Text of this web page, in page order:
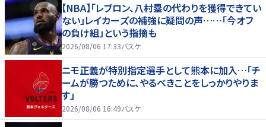
【NBA】「レブロン、八村塁の代わりを獲得できてい
ない」レイカーズの補強に疑問の声……「今オフ
の負け組」という指摘も
2026/08/06 17:33バスケ
ニモ正義が特別指定選手として熊本に加入…「チ
ームが勝つために、やるべきことをしっかりやりま
す」
2026/08/06 16:49バスケ